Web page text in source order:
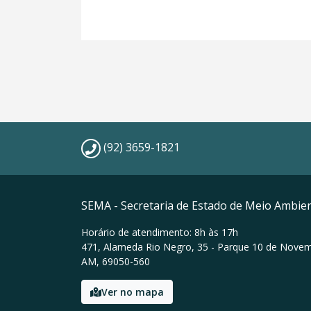
(92) 3659-1821
SEMA - Secretaria de Estado de Meio
Horário de atendimento: 8h às 17h
471, Alameda Rio Negro, 35 - Parque 10 de
AM, 69050-560
Ver no mapa